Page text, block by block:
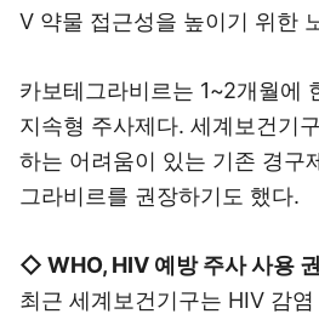
V 약물 접근성을 높이기 위한
카보테그라비르는 1~2개월에
지속형 주사제다. 세계보건기
하는 어려움이 있는 기존 경구
그라비르를 권장하기도 했다.
◇ WHO, HIV 예방 주사 사용
최근 세계보건기구는 HIV 감